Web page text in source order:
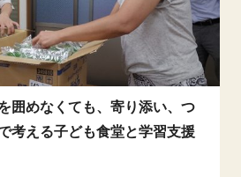
囲めなくても、寄り添い、つ
考える子ども食堂と学習支援